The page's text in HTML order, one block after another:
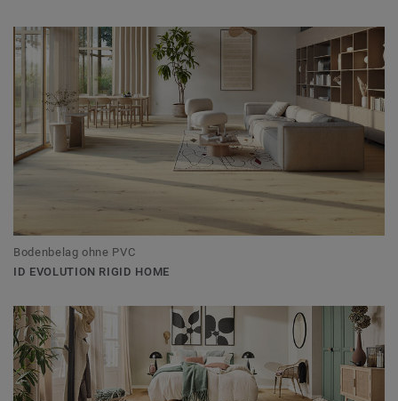
Bodenbelag ohne PVC
ID EVOLUTION RIGID HOME